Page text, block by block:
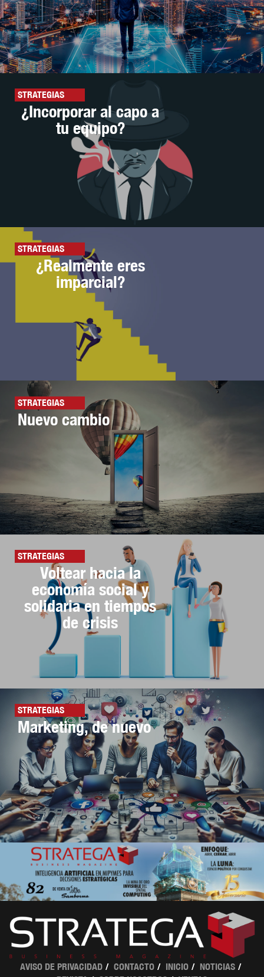
STRATEGIAS
¿Incorporar al capo a
tu equipo?
STRATEGIAS
¿Realmente eres
imparcial?
STRATEGIAS
Nuevo cambio
STRATEGIAS
Voltear hacia la
economía social y
solidaria en tiempos
de crisis
STRATEGIAS
Marketing, de nuevo
AVISO DE PRIVACIDAD CONTACTO INICIO
NOTICIAS